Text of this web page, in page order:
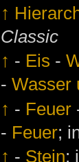
↑
Classic
↑ - Eis -
-Wasser
↑ - Feuer
- Feuer;
↑ - Stein;